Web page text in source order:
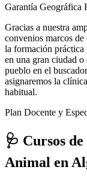
Garantía Geográfica
Gracias a nuestra
convenios marcos
la formación práctica
en una gran ciudad
pueblo en el
asignaremos la
habitual.
Plan Docente y
🩺 Cursos
Animal en